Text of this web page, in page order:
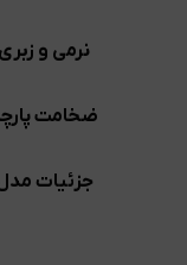
نرمی و زبری
ضخامت
جزئیات